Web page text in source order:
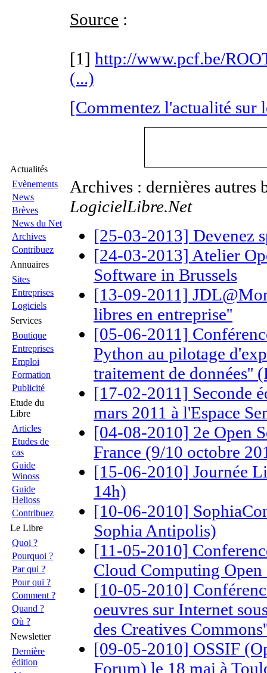
Actualités
Evènements
News
Brèves
News du Net
Archives
Contribuez
Annuaires
Sites
Entreprises
Logiciels
Services
Boutique
Entreprises
Emploi
Formation
Publicité
Etude du
Libre
Articles
Etudes de
cas
Guide
Winoss
Guide
Helioss
Contribuez
Le Libre
Quoi ?
Pourquoi ?
Par qui ?
Pour qui ?
Comment ?
Quand ?
Où ?
Newsletter
Dernière
édition
Source :
[1] http://www.pcf.be/
(...)
[Commentez l'actualité sur
Archives : dernières autres
LogicielLibre.Net
[25-03-2013] Devenez
[24-03-2013] Atelier
Software in Brussels
[13-09-2011]
libres en entreprise''
[05-06-2011]
Python au pilotage
traitement de données''
[17-02-2011] Seconde
mars 2011 à l'Espace
[04-08-2010] 2e Open
France (9/10 octobre
[15-06-2010] Journée
14h)
[10-06-2010]
Sophia Antipolis)
[11-05-2010]
Cloud Computing
[10-05-2010]
oeuvres sur Internet
des Creatives
[09-05-2010] OSSIF
Forum) le 18 mai à